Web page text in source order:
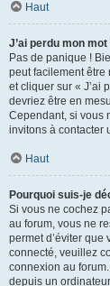
Haut
J’ai perdu mon
Pas de panique !
peut facilement être
et cliquer sur « J’ai
devriez être en
Cependant, si vous
invitons à contacter
Haut
Pourquoi suis-je
Si vous ne cochez
au forum, vous ne
permet d’éviter que
connecté, veuillez
connexion au
depuis un